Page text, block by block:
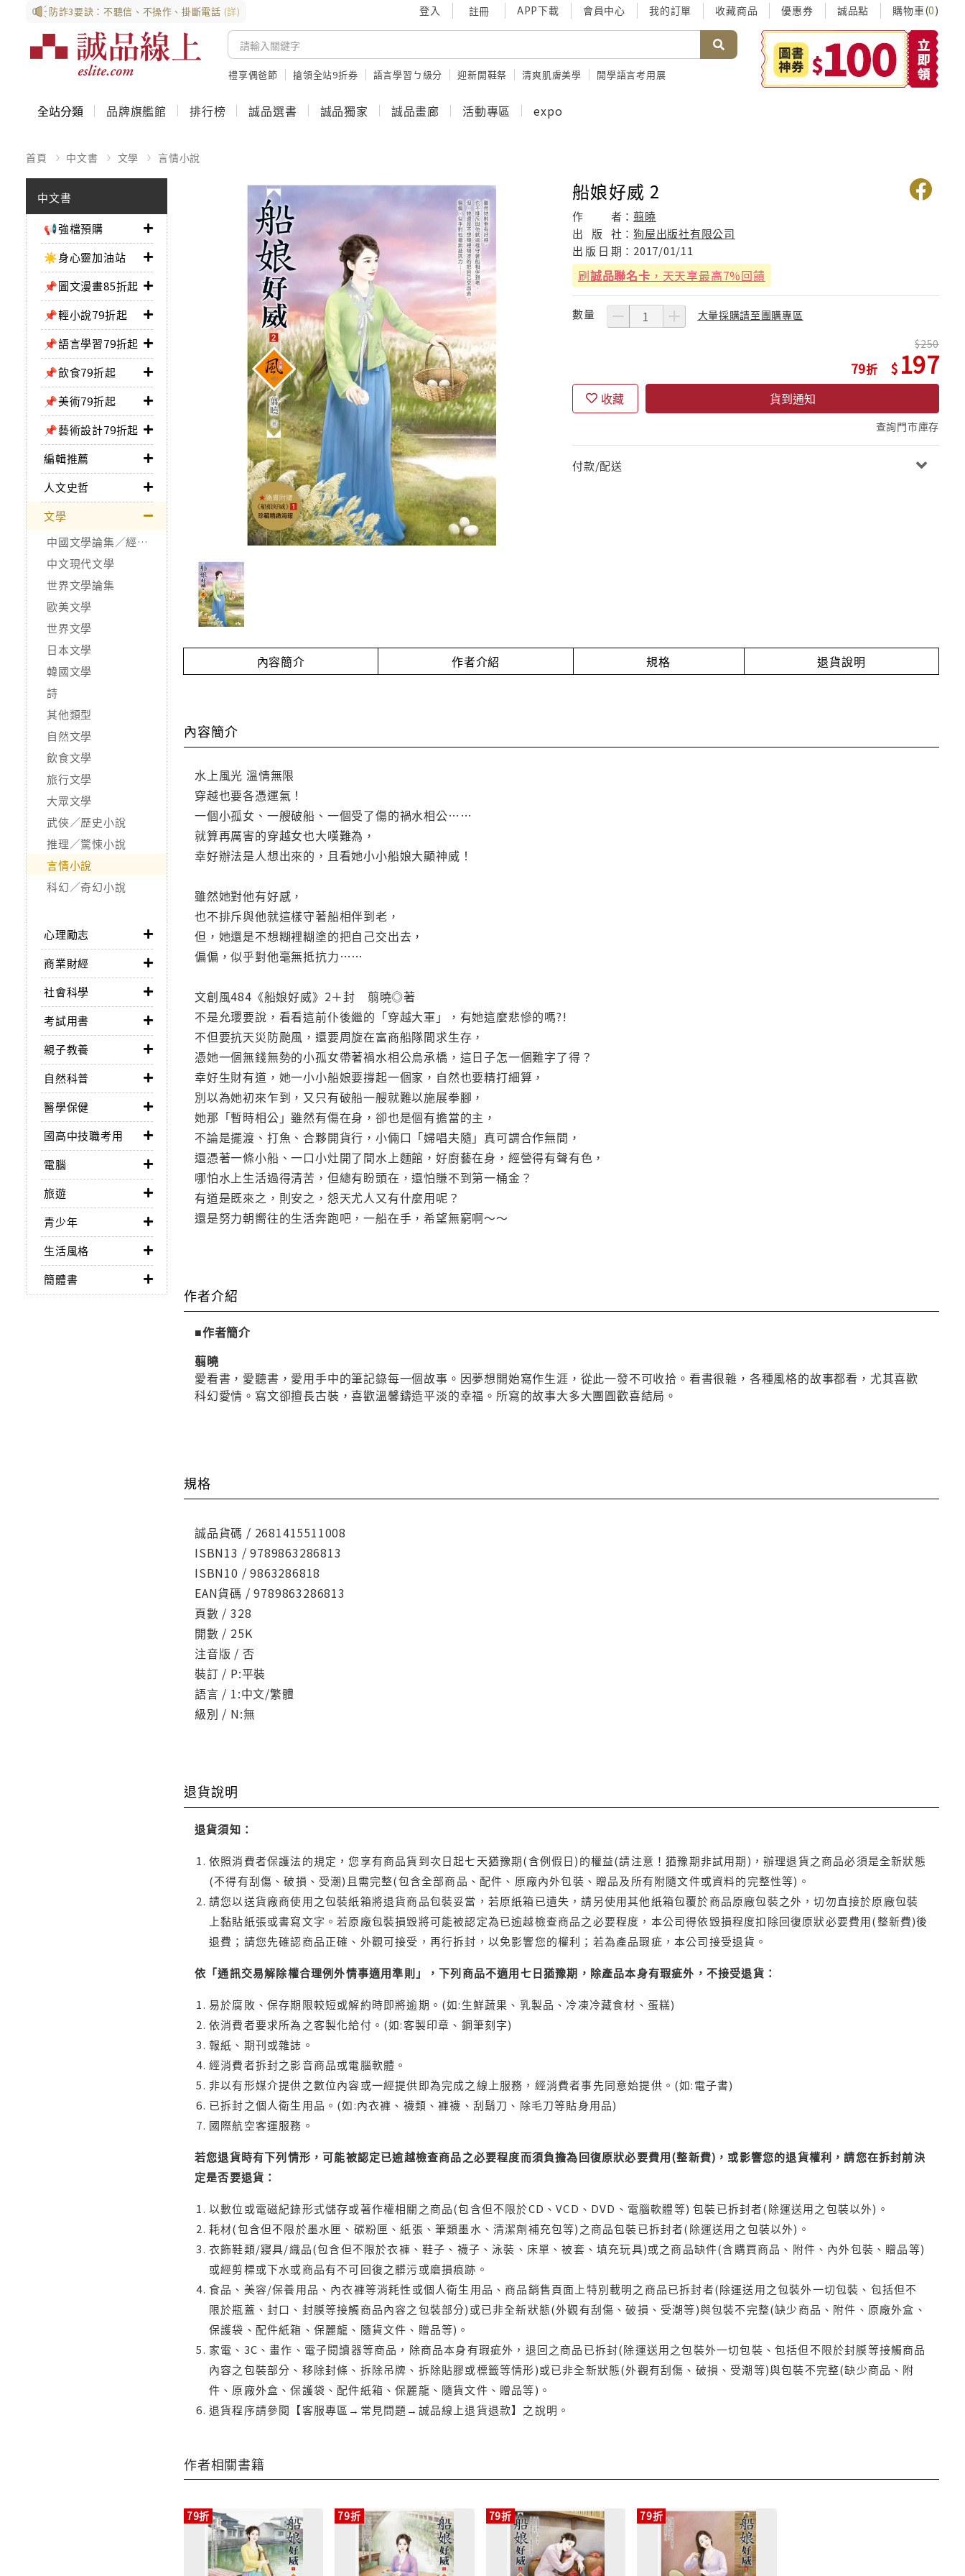
防詐3要訣：不聽信、不操作、掛斷電話 (詳) 登入 註冊 APP下載 會員中心 我的訂單 收藏商品 優惠券 誠品點 購物車(0)
禮享偶爸節 搶領全站9折券 語言學習ㄅ級分 迎新開鞋祭 清爽肌膚美學 開學語言考用展
全站分類 品牌旗艦館 排行榜 誠品選書 誠品獨家 誠品畫廊 活動專區 expo
首頁 中文書 文學 言情小說
中文書
📢強檔預購
☀️身心靈加油站
📌圖文漫畫85折起
📌輕小說79折起
📌語言學習79折起
📌飲食79折起
📌美術79折起
📌藝術設計79折起
編輯推薦
人文史哲
文學
中國文學論集／經典作品
中文現代文學
世界文學論集
歐美文學
世界文學
日本文學
韓國文學
詩
其他類型
自然文學
飲食文學
旅行文學
大眾文學
武俠／歷史小說
推理／驚悚小說
言情小說
科幻／奇幻小說
心理勵志
商業財經
社會科學
考試用書
親子教養
自然科普
醫學保健
國高中技職考用
電腦
旅遊
青少年
生活風格
簡體書
船娘好威 2
作 者：翦曉
出
版 社：狗屋出版社有限公司
出 版 日 期： 2017/01/11
刷誠品聯名卡 ，天天享最高7%回饋
數量 大量採購請至團購專區
79
250
197
收藏 貨到通知
查詢門市庫存
付款/配送
內容簡介 作者介紹 規格 退貨說明
內容簡介
水上風光 溫情無限
穿越也要各憑運氣！
一個小孤女、一艘破船、一個受了傷的禍水相公……
就算再厲害的穿越女也大嘆難為，
幸好辦法是人想出來的，且看她小小船娘大顯神威！
雖然她對他有好感，
也不排斥與他就這樣守著船相伴到老，
但，她還是不想糊裡糊塗的把自己交出去，
偏偏，似乎對他毫無抵抗力……
文創風484《船娘好威》2＋封 翦曉◎著
不是允瓔要說，看看這前仆後繼的「穿越大軍」，有她這麼悲慘的嗎?!
不但要抗天災防颱風，還要周旋在富商船隊間求生存，
憑她一個無錢無勢的小孤女帶著禍水相公烏承橋，這日子怎一個難字了得？
幸好生財有道，她一小小船娘要撐起一個家，自然也要精打細算，
別以為她初來乍到，又只有破船一艘就難以施展拳腳，
她那「暫時相公」雖然有傷在身，卻也是個有擔當的主，
不論是擺渡、打魚、合夥開貨行，小倆口「婦唱夫隨」真可謂合作無間，
還憑著一條小船、一口小灶開了間水上麵館，好廚藝在身，經營得有聲有色，
哪怕水上生活過得清苦，但總有盼頭在，還怕賺不到第一桶金？
有道是既來之，則安之，怨天尤人又有什麼用呢？
還是努力朝嚮往的生活奔跑吧，一船在手，希望無窮啊～～
作者介紹
■作者簡介
翦曉
愛看書，愛聽書，愛用手中的筆記錄每一個故事。因夢想開始寫作生涯，從此一發不可收拾。看書很雜，各種風格的故事都看，尤其喜歡
科幻愛情。寫文卻擅長古裝，喜歡溫馨鑄造平淡的幸福。所寫的故事大多大團圓歡喜結局。
規格
誠品貨碼 / 2681415511008
ISBN13 / 9789863286813
ISBN10 / 9863286818
EAN貨碼 / 9789863286813
頁數 / 328
開數 / 25K
注音版 / 否
裝訂 / P:平裝
語言 / 1:中文/繁體
級別 / N:無
退貨說明
退貨須知：
依照消費者保護法的規定，您享有商品貨到次日起七天猶豫期(含例假日)的權益(請注意！猶豫期非試用期)，辦理退貨之商品必須是全新狀態
(不得有刮傷、破損、受潮)且需完整(包含全部商品、配件、原廠內外包裝、贈品及所有附隨文件或資料的完整性等)。
請您以送貨廠商使用之包裝紙箱將退貨商品包裝妥當，若原紙箱已遺失，請另使用其他紙箱包覆於商品原廠包裝之外，切勿直接於原廠包裝
上黏貼紙張或書寫文字。若原廠包裝損毀將可能被認定為已逾越檢查商品之必要程度，本公司得依毀損程度扣除回復原狀必要費用(整新費)後
退費；請您先確認商品正確、外觀可接受，再行拆封，以免影響您的權利；若為產品瑕疵，本公司接受退貨。
依「通訊交易解除權合理例外情事適用準則」，下列商品不適用七日猶豫期，除產品本身有瑕疵外，不接受退貨：
易於腐敗、保存期限較短或解約時即將逾期。(如:生鮮蔬果、乳製品、冷凍冷藏食材、蛋糕)
依消費者要求所為之客製化給付。(如:客製印章、鋼筆刻字)
報紙、期刊或雜誌。
經消費者拆封之影音商品或電腦軟體。
非以有形媒介提供之數位內容或一經提供即為完成之線上服務，經消費者事先同意始提供。(如:電子書)
已拆封之個人衛生用品。(如:內衣褲、襪類、褲襪、刮鬍刀、除毛刀等貼身用品)
國際航空客運服務。
若您退貨時有下列情形，可能被認定已逾越檢查商品之必要程度而須負擔為回復原狀必要費用(整新費)，或影響您的退貨權利，請您在拆封前決
定是否要退貨：
以數位或電磁紀錄形式儲存或著作權相關之商品(包含但不限於CD、VCD、DVD、電腦軟體等) 包裝已拆封者(除運送用之包裝以外)。
耗材(包含但不限於墨水匣、碳粉匣、紙張、筆類墨水、清潔劑補充包等)之商品包裝已拆封者(除運送用之包裝以外)。
衣飾鞋類/寢具/織品(包含但不限於衣褲、鞋子、襪子、泳裝、床單、被套、填充玩具)或之商品缺件(含購買商品、附件、內外包裝、贈品等)
或經剪標或下水或商品有不可回復之髒污或磨損痕跡。
食品、美容/保養用品、內衣褲等消耗性或個人衛生用品、商品銷售頁面上特別載明之商品已拆封者(除運送用之包裝外一切包裝、包括但不
限於瓶蓋、封口、封膜等接觸商品內容之包裝部分)或已非全新狀態(外觀有刮傷、破損、受潮等)與包裝不完整(缺少商品、附件、原廠外盒、
保護袋、配件紙箱、保麗龍、隨貨文件、贈品等)。
家電、3C、畫作、電子閱讀器等商品，除商品本身有瑕疵外，退回之商品已拆封(除運送用之包裝外一切包裝、包括但不限於封膜等接觸商品
內容之包裝部分、移除封條、拆除吊牌、拆除貼膠或標籤等情形)或已非全新狀態(外觀有刮傷、破損、受潮等)與包裝不完整(缺少商品、附
件、原廠外盒、保護袋、配件紙箱、保麗龍、隨貨文件、贈品等)。
退貨程序請參閱【客服專區→常見問題→誠品線上退貨退款】之說明。
作者相關書籍
79折 79折 79折 79折